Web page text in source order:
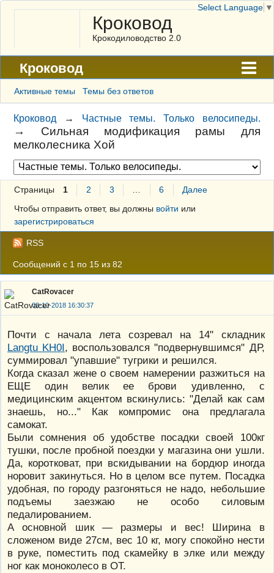
Кроковод
Крокодиловодство 2.0
Кроковод
Форум
Архив
ГАЛЕРЕЯ
Правила
Поиск
Регистрация
Вход
Активные темы Темы без ответов
Кроковод → Частные темы. Только велосипеды.
→ Сильная модификация рамы для
мелколесника Хой
Страницы 1 2 3 6
Далее
Чтобы отправить ответ, вы должны войти или
зарегистрироваться
RSS
Сообщений с 1 по 15 из 82
CatRovacer
03-10-2018 16:30:37
Почти с начала лета созревал на 14" складник
Langtu KH0I, воспользовался "подвернувшимся" ДР,
суммировал "упавшие" тугрики и решился.
Когда сказал жене о своем намерении разжиться на
ЕЩЕ один велик ее брови удивленно, с
медицинским акцентом вскинулись: "Делай как сам
знаешь, но..." Как компромис она предлагала
самокат.
Были сомнения об удобстве посадки своей 100кг
тушки, после пробной поездки у магазина они ушли.
Да, коротковат, при вскидывании на бордюр иногда
норовит закинуться. Но в целом все путем. Посадка
удобная, по городу разгоняться не надо, небольшие
подъемы заезжаю не особо силовым
педалированием.
А основной шик — размеры и вес! Ширина в
сложеном виде 27см, вес 10 кг, могу спокойно нести
в руке, поместить под скамейку в элке или между
ног как моноколесо в ОТ.
Select Language ▼